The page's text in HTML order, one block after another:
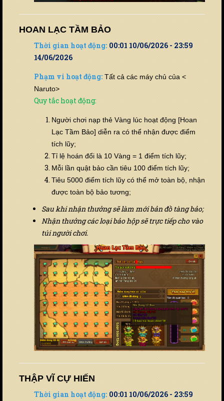
HOAN LẠC TẦM BẢO
Thời gian hoạt động: 00:01 10/06/2026 - 23:59
14/06/2026
Phạm vi hoạt động: Tất cả các máy chủ của <
Naruto>
Quy tắc hoạt động:
Người chơi nạp thẻ Vàng lúc hoạt động [Hoan
Lạc Tầm Bảo] diễn ra có thể nhận được điểm
tích lũy;
Tỉ lệ hoán đổi là 10 Vàng = 1 điểm tích lũy;
Mỗi lần quật bảo cần tiêu 100 điểm tích lũy;
Tiêu 5000 điểm tích lũy có thể mở toàn bộ, nhận
được toàn bộ bảo tương;
Sau khi nhận thưởng sẽ làm mới bản đồ tàng bảo;
Nhận thưởng các loại bảo hộp sẽ trực tiếp cho vào
túi người chơi.
THẬP VĨ CỰ HIẾN
Thời gian hoạt động: 00:01 10/06/2026 - 23:59